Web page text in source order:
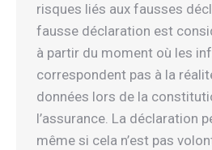
risques liés aux fausses
fausse déclaration est
à partir du moment où les
correspondent pas à la
données lors de la
l’assurance. La déclaration
même si cela n’est pas